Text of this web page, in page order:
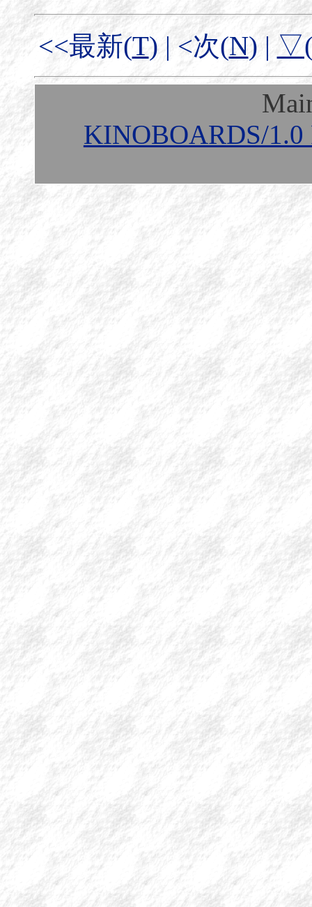
<<最新(T) | <次(N) |
KINOBOARDS/1.0